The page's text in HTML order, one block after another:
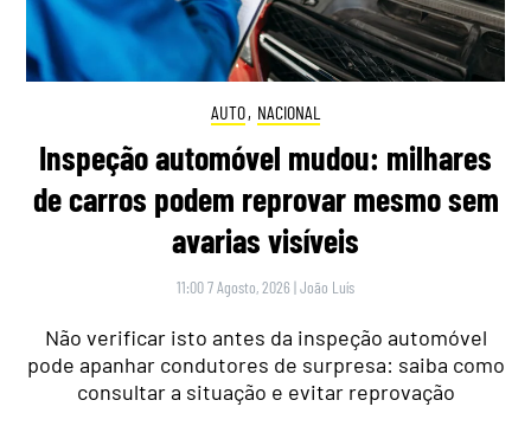
AUTO, NACIONAL
Inspeção automóvel mudou: milhares
de carros podem reprovar mesmo sem
avarias visíveis
11:00 7 Agosto, 2026 |João Luís
Não verificar isto antes da inspeção automóvel
pode apanhar condutores de surpresa: saiba como
consultar a situação e evitar reprovação